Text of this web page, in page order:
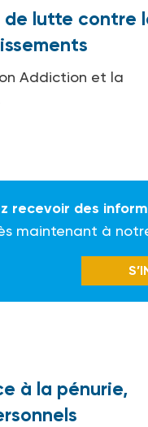
de lutte contre
Addiction et la
recevoir des
maintenant à
à la pénurie,